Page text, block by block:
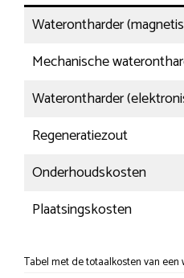
Waterontharder
Mechanische
Waterontharder
Regeneratiezout
Onderhoudskosten
Plaatsingskosten
Tabel met de totaalkosten van